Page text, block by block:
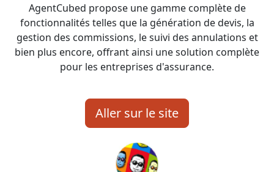
AgentCubed propose une gamme complète de
fonctionnalités telles que la génération de devis, la
gestion des commissions, le suivi des annulations et
bien plus encore, offrant ainsi une solution complète
pour les entreprises d'assurance.
Aller sur le site